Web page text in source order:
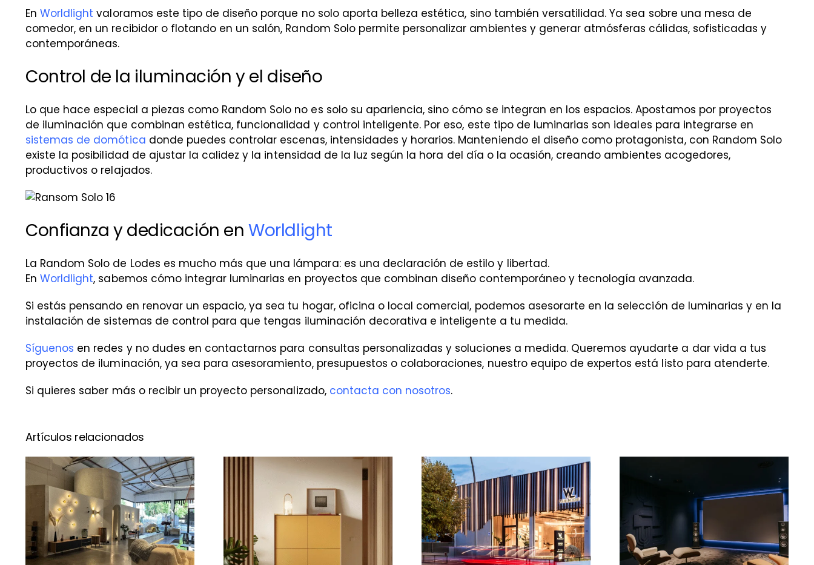
EnWorldlight valoramos este tipo de diseño porque no solo aporta belleza estética, sino también versatilidad. Ya sea sobre una mesa de
comedor, en un recibidor o flotando en un salón, Random Solo permite personalizar ambientes y generar atmósferas cálidas, sofisticadas y
contemporáneas.
Control de la iluminación y el diseño
Lo que hace especial a piezas como Random Solo no es solo su apariencia, sino cómo se integran en los espacios. Apostamos por proyectos
de iluminación que combinan estética, funcionalidad y control inteligente. Por eso, este tipo de luminarias son ideales para integrarse en
sistemas de domótica donde puedes controlar escenas, intensidades y horarios. Manteniendo el diseño como protagonista, con Random Solo
existe la posibilidad de ajustar la calidez y la intensidad de la luz según la hora del día o la ocasión, creando ambientes acogedores,
productivos o relajados.
Confianza y dedicación enWorldlight
La Random Solo de Lodes es mucho más que una lámpara: es una declaración de estilo y libertad.
EnWorldlight, sabemos cómo integrar luminarias en proyectos que combinan diseño contemporáneo y tecnología avanzada.
Si estás pensando en renovar un espacio, ya sea tu hogar, oficina o local comercial, podemos asesorarte en la selección de luminarias y en la
instalación de sistemas de control para que tengas iluminación decorativa e inteligente a tu medida.
Síguenos en redes y no dudes en contactarnos para consultas personalizadas y soluciones a medida. Queremos ayudarte a dar vida a tus
proyectos de iluminación, ya sea para asesoramiento, presupuestos o colaboraciones, nuestro equipo de expertos está listo para atenderte.
Si quieres saber más o recibir un proyecto personalizado, contacta con nosotros.
Artículos relacionados
¿Cuánto cuesta un
proyecto de
iluminación?
Nuevo Aura Open Showroom de
iluminación
Mallorca
Sonido en cine de
hogar